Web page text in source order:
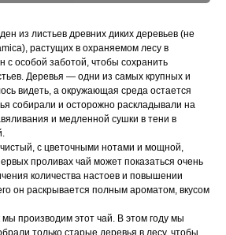
из листьев древних диких деревьев (не
растущих в охраняемом лесу в
с особой заботой, чтобы сохранить
Деревья — одни из самых крупных и
видеть, а окружающая среда остается
собирали и осторожно раскладывали на
и медленной сушки в тени в
чистый, с цветочными нотами и мощной,
проливах чай может показаться очень
количества настоев и повышении
он раскрывается полным ароматом, вкусом
мы производим этот чай. В этом году мы